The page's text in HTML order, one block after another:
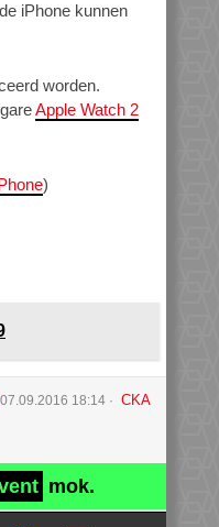
iPhone kunnen
worden.
Apple Watch 2
)
07.09.2016 18:14 CKA
mok.